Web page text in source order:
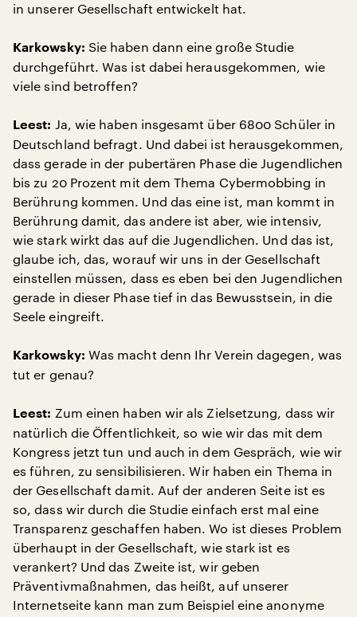
in unserer Gesellschaft entwickelt hat.
Karkowsky: Sie haben dann eine große Studie
durchgeführt. Was ist dabei herausgekommen, wie
viele sind betroffen?
Leest: Ja, wie haben insgesamt über 6800 Schüler in
Deutschland befragt. Und dabei ist herausgekommen,
dass gerade in der pubertären Phase die Jugendlichen
bis zu 20 Prozent mit dem Thema Cybermobbing in
Berührung kommen. Und das eine ist, man kommt in
Berührung damit, das andere ist aber, wie intensiv,
wie stark wirkt das auf die Jugendlichen. Und das ist,
glaube ich, das, worauf wir uns in der Gesellschaft
einstellen müssen, dass es eben bei den Jugendlichen
gerade in dieser Phase tief in das Bewusstsein, in die
Seele eingreift.
Karkowsky: Was macht denn Ihr Verein dagegen, was
tut er genau?
Leest: Zum einen haben wir als Zielsetzung, dass wir
natürlich die Öffentlichkeit, so wie wir das mit dem
Kongress jetzt tun und auch in dem Gespräch, wie wir
es führen, zu sensibilisieren. Wir haben ein Thema in
der Gesellschaft damit. Auf der anderen Seite ist es
so, dass wir durch die Studie einfach erst mal eine
Transparenz geschaffen haben. Wo ist dieses Problem
überhaupt in der Gesellschaft, wie stark ist es
verankert? Und das Zweite ist, wir geben
Präventivmaßnahmen, das heißt, auf unserer
Internetseite kann man zum Beispiel eine anonyme